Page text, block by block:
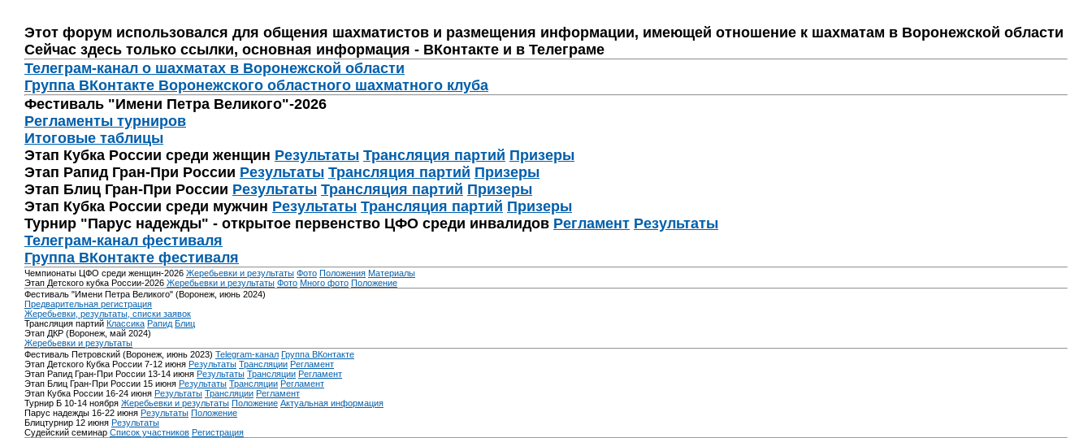
Этот форум использовался для общения шахматистов и размещения информации, имеющей отношение к шахматам в Воронежской области
Сейчас здесь только ссылки, основная информация - ВКонтакте и в Телеграме
Телеграм-канал о шахматах в Воронежской области
Группа ВКонтакте Воронежского областного шахматного клуба
Фестиваль "Имени Петра Великого"-2026
Регламенты турниров
Итоговые таблицы
Этап Кубка России среди женщин Результаты Трансляция партий Призеры
Этап Рапид Гран-При России Результаты Трансляция партий Призеры
Этап Блиц Гран-При России Результаты Трансляция партий Призеры
Этап Кубка России среди мужчин Результаты Трансляция партий Призеры
Турнир "Парус надежды" - открытое первенство ЦФО среди инвалидов Регламент Результаты
Телеграм-канал фестиваля
Группа ВКонтакте фестиваля
Чемпионаты ЦФО среди женщин-2026 Жеребьевки и результаты Фото Положения Материалы
Этап Детского кубка России-2026 Жеребьевки и результаты Фото Много фото Положение
Фестиваль "Имени Петра Великого" (Воронеж, июнь 2024)
Предварительная регистрация
Жеребьевки, результаты, списки заявок
Трансляция партий Классика Рапид Блиц
Этап ДКР (Воронеж, май 2024)
Жеребьевки и результаты
Фестиваль Петровский (Воронеж, июнь 2023) Telegram-канал Группа ВКонтакте
Этап Детского Кубка России 7-12 июня Результаты Трансляции Регламент
Этап Рапид Гран-При России 13-14 июня Результаты Трансляции Регламент
Этап Блиц Гран-При России 15 июня Результаты Трансляции Регламент
Этап Кубка России 16-24 июня Результаты Трансляции Регламент
Турнир Б 10-14 ноября Жеребьевки и результаты Положение Актуальная информация
Парус надежды 16-22 июня Результаты Положение
Блицтурнир 12 июня Результаты
Судейский семинар Список участников Регистрация